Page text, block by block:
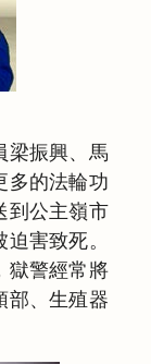
梁振興、馬
多的法輪功
到公主嶺市
害致死。
獄警經常將
部、生殖器